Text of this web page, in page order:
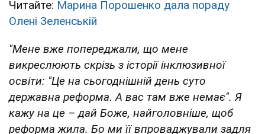
Читайте: Марина Порошенко дала пораду
Олені Зеленській
"Мене вже попереджали, що мене
викреслюють скрізь з історії інклюзивної
освіти: "Це на сьогоднішній день суто
державна реформа. А вас там вже немає". Я
кажу на це – дай Боже, найголовніше, щоб
реформа жила. Бо ми її впроваджували задля